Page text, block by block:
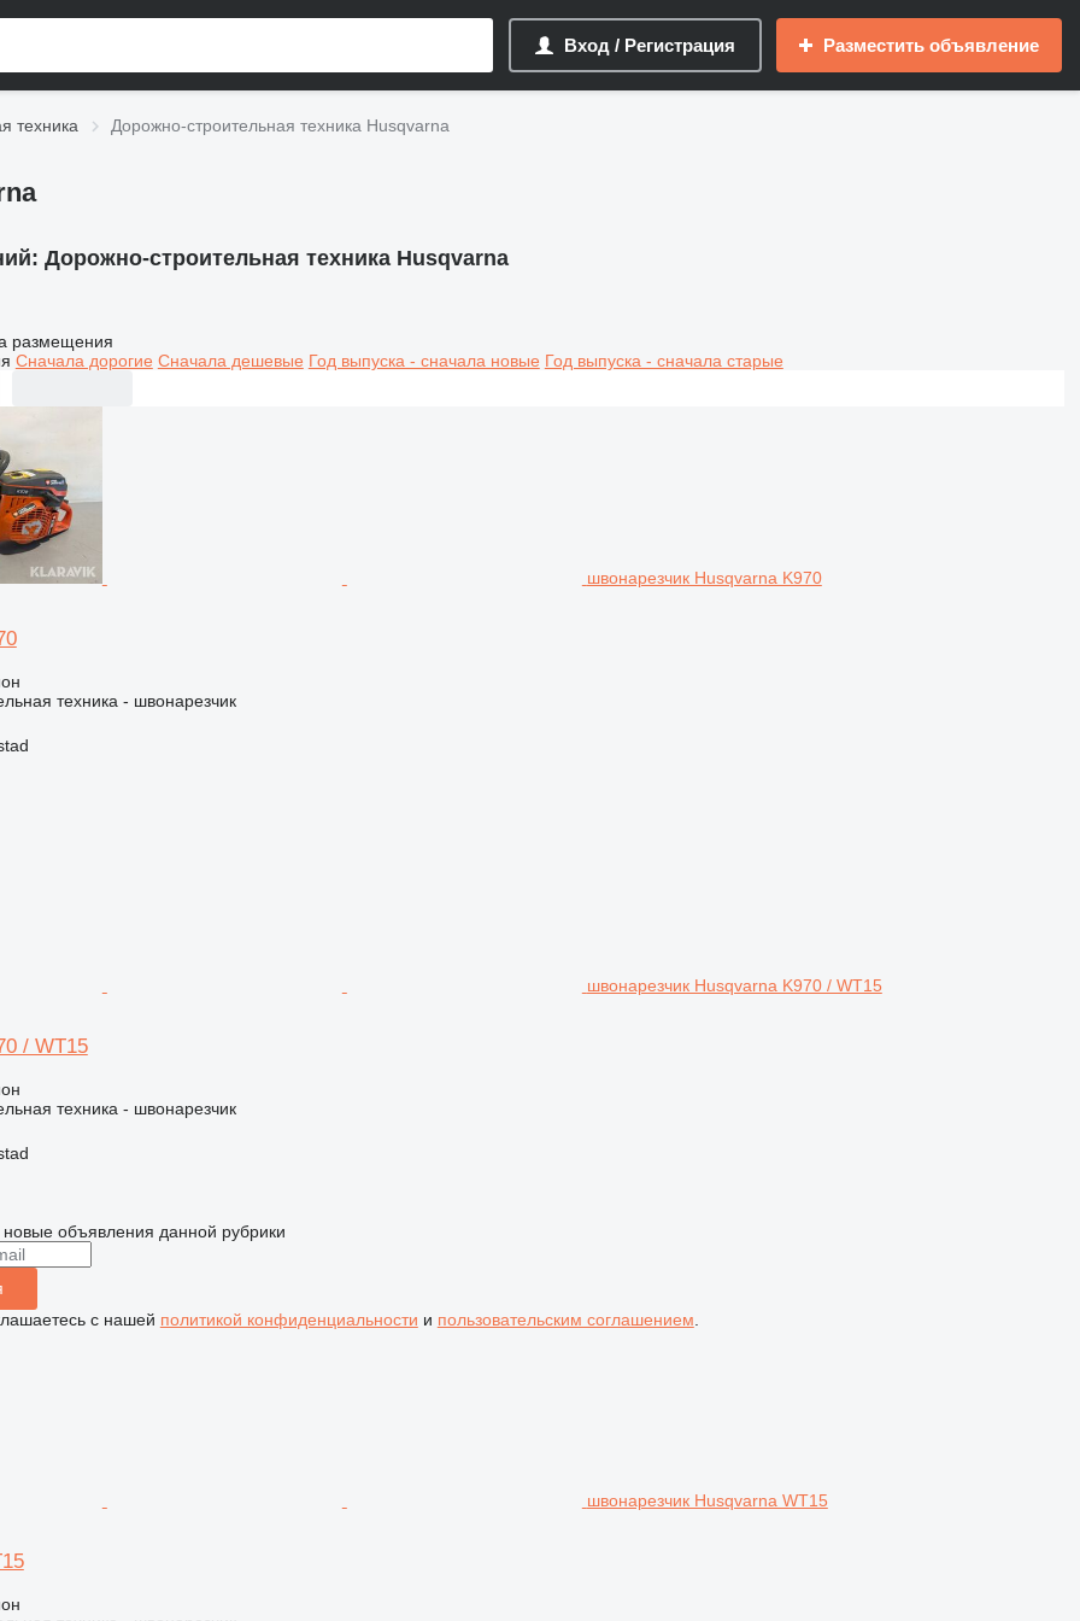
Вход / Регистрация Разместить объявление
техника Дорожно-строительная техника Husqvarna
Дорожно-строительная техника Husqvarna
размещения
Сначала дорогие Сначала дешевые Год выпуска - сначала новые Год выпуска - сначала старые
швонарезчик Husqvarna K970
техника - швонарезчик
швонарезчик Husqvarna K970 / WT15
/ WT15
техника - швонарезчик
объявления данной рубрики
с нашей политикой конфиденциальности и пользовательским соглашением
швонарезчик Husqvarna WT15